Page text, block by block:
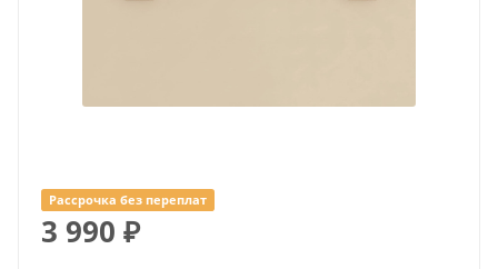
Рассрочка без переплат
3 990 ₽